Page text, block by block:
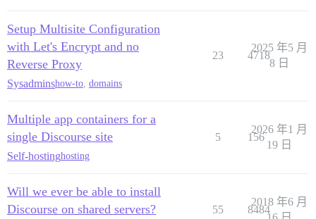
Setup Multisite Configuration
with Let's Encrypt and no
Reverse Proxy
Sysadminshow-to, domains
23 4718
2025 年5 月
8 日
Multiple app containers for a
single Discourse site
Self-hostinghosting
5 156
2026 年1 月
19 日
Will we ever be able to install
Discourse on shared servers?
55 8484
2018 年6 月